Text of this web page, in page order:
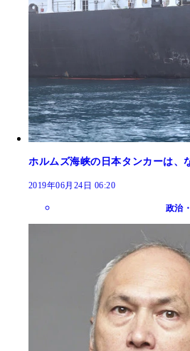
ホルムズ海峡の日本タンカーは、
2019年06月24日 06:20
政治